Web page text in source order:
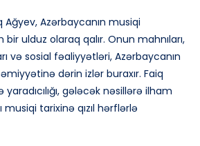
Azərbaycanın musiqi
ulduz olaraq qalır. Onun mahnıları,
və sosial fəaliyyətləri, Azərbaycanın
dərin izlər buraxır. Faiq
gələcək nəsillərə ilham
tarixinə qızıl hərflərlə